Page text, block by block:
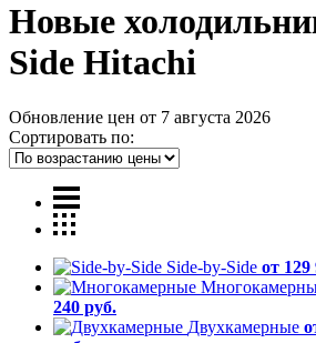
Новые
Side Hitachi
Обновление цен от 7 августа 2026
Сортировать по:
Side-by-Side от 129
240 руб.
Двухкамерные